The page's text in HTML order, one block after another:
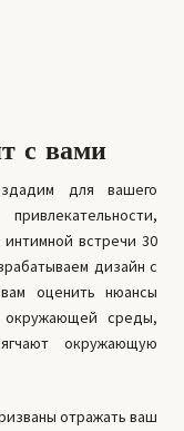
с вами
для вашего
встречи 30
дизайн с
оценить нюансы
окружающей среды,
окружающую
отражать ваш